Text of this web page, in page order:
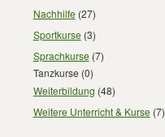
Nachhilfe (27)
Sportkurse (3)
Sprachkurse (7)
Tanzkurse (0)
Weiterbildung (48)
Weitere Unterricht & Kurse (7)